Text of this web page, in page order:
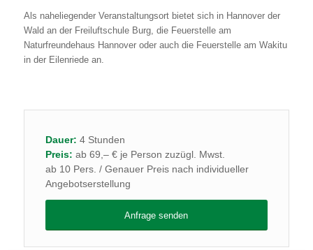
Als naheliegender Veranstaltungsort bietet sich in Hannover der
Wald an der Freiluftschule Burg, die Feuerstelle am
Naturfreundehaus Hannover oder auch die Feuerstelle am Wakitu
in der Eilenriede an.
Dauer: 4 Stunden
Preis: ab 69,– € je Person zuzügl. Mwst.
ab 10 Pers. / Genauer Preis nach individueller
Angebotserstellung
Anfrage senden